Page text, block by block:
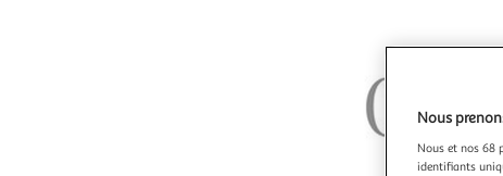
Nous
Nous et nos 68
identifiants